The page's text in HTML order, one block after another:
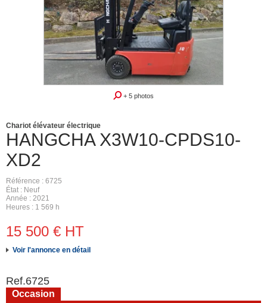
+ 5 photos
HANGCHA X3W10-CPDS10-
XD2
Chariot élévateur électrique
Référence
6725
État
Neuf
Année
2021
Heures
1 569 h
15 500 € HT
Voir l'annonce en détail
Ref.6725
Occasion